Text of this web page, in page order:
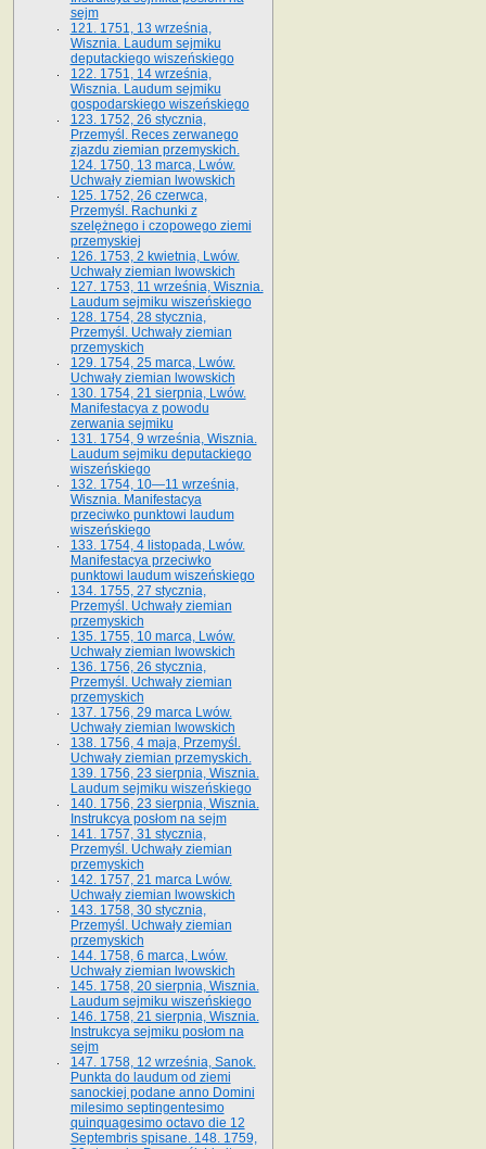
sejm
121. 1751, 13 września,
Wisznia. Laudum sejmiku
deputackiego wiszeńskiego
122. 1751, 14 września,
Wisznia. Laudum sejmiku
gospodarskiego wiszeńskiego
123. 1752, 26 stycznia,
Przemyśl. Reces zerwanego
zjazdu ziemian przemyskich.
124. 1750, 13 marca, Lwów.
Uchwały ziemian lwowskich
125. 1752, 26 czerwca,
Przemyśl. Rachunki z
szelężnego i czopowego ziemi
przemyskiej
126. 1753, 2 kwietnia, Lwów.
Uchwały ziemian lwowskich
127. 1753, 11 września, Wisznia.
Laudum sejmiku wiszeńskiego
128. 1754, 28 stycznia,
Przemyśl. Uchwały ziemian
przemyskich
129. 1754, 25 marca, Lwów.
Uchwały ziemian lwowskich
130. 1754, 21 sierpnia, Lwów.
Manifestacya z powodu
zerwania sejmiku
131. 1754, 9 września, Wisznia.
Laudum sejmiku deputackiego
wiszeńskiego
132. 1754, 10—11 września,
Wisznia. Manifestacya
przeciwko punktowi laudum
wiszeńskiego
133. 1754, 4 listopada, Lwów.
Manifestacya przeciwko
punktowi laudum wiszeńskiego
134. 1755, 27 stycznia,
Przemyśl. Uchwały ziemian
przemyskich
135. 1755, 10 marca, Lwów.
Uchwały ziemian lwowskich
136. 1756, 26 stycznia,
Przemyśl. Uchwały ziemian
przemyskich
137. 1756, 29 marca Lwów.
Uchwały ziemian lwowskich
138. 1756, 4 maja, Przemyśl.
Uchwały ziemian przemyskich.
139. 1756, 23 sierpnia, Wisznia.
Laudum sejmiku wiszeńskiego
140. 1756, 23 sierpnia, Wisznia.
Instrukcya posłom na sejm
141. 1757, 31 stycznia,
Przemyśl. Uchwały ziemian
przemyskich
142. 1757, 21 marca Lwów.
Uchwały ziemian lwowskich
143. 1758, 30 stycznia,
Przemyśl. Uchwały ziemian
przemyskich
144. 1758, 6 marca, Lwów.
Uchwały ziemian lwowskich
145. 1758, 20 sierpnia, Wisznia.
Laudum sejmiku wiszeńskiego
146. 1758, 21 sierpnia, Wisznia.
Instrukcya sejmiku posłom na
sejm
147. 1758, 12 września, Sanok.
Punkta do laudum od ziemi
sanockiej podane anno Domini
milesimo septingentesimo
quinquagesimo octavo die 12
Septembris spisane. 148. 1759,